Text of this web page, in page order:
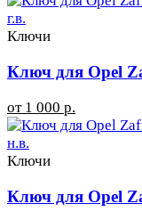
Ключи
Ключ для Opel
от 1 000 р.
Ключи
Ключ для Opel